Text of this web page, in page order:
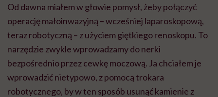
Od dawna miałem w głowie pomysł, żeby połączyć
operację małoinwazyjną – wcześniej laparoskopową,
teraz robotyczną – z użyciem giętkiego renoskopu. To
narzędzie zwykle wprowadzamy do nerki
bezpośrednio przez cewkę moczową. Ja chciałem je
wprowadzić nietypowo, z pomocą trokara
robotycznego, by w ten sposób usunąć kamienie z